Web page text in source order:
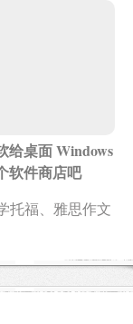
给桌面 Windows
软件商店吧
托福、雅思作文